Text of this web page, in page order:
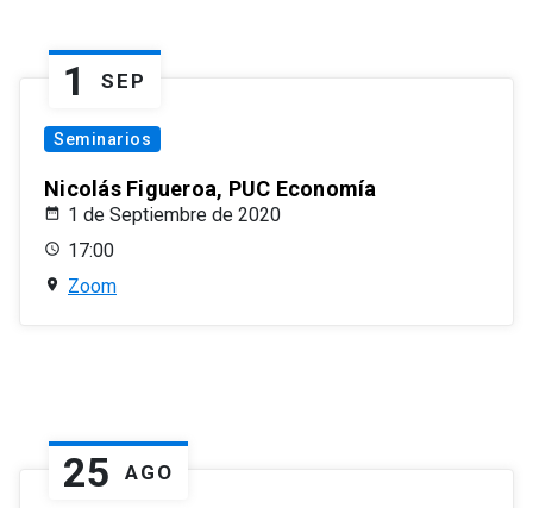
1 SEP
Seminarios
Nicolás Figueroa, PUC Economía
1 de Septiembre de 2020
17:00
Zoom
25 AGO